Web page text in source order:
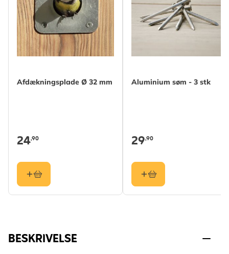
Afdækningsplade Ø 32 mm
24,90
Aluminium søm - 3 stk
29,90
BESKRIVELSE